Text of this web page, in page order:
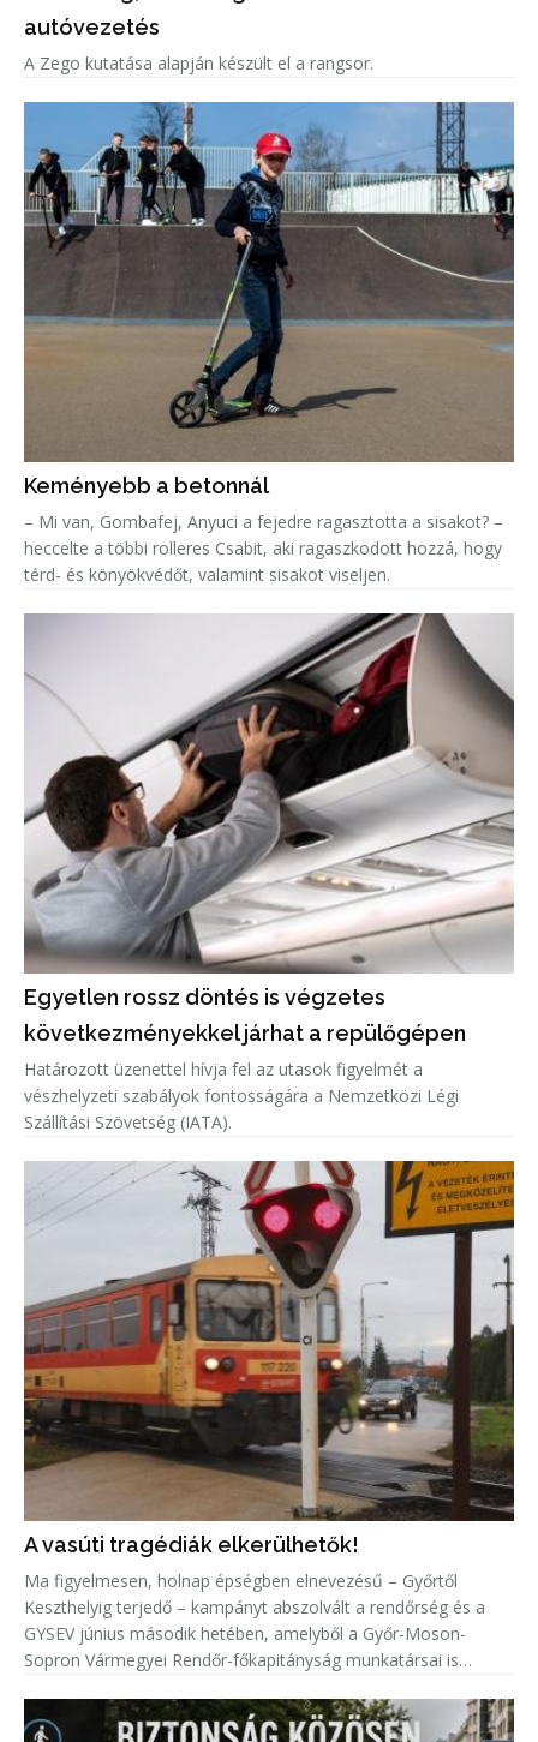
autóvezetés
A Zego kutatása alapján készült el a rangsor.
Keményebb a betonnál
– Mi van, Gombafej, Anyuci a fejedre ragasztotta a sisakot? –
heccelte a többi rolleres Csabit, aki ragaszkodott hozzá, hogy
térd- és könyökvédőt, valamint sisakot viseljen.
Egyetlen rossz döntés is végzetes
következményekkel járhat a repülőgépen
Határozott üzenettel hívja fel az utasok figyelmét a
vészhelyzeti szabályok fontosságára a Nemzetközi Légi
Szállítási Szövetség (IATA).
A vasúti tragédiák elkerülhetők!
Ma figyelmesen, holnap épségben elnevezésű – Győrtől
Keszthelyig terjedő – kampányt abszolvált a rendőrség és a
GYSEV június második hetében, amelyből a Győr-Moson-
Sopron Vármegyei Rendőr-főkapitányság munkatársai is